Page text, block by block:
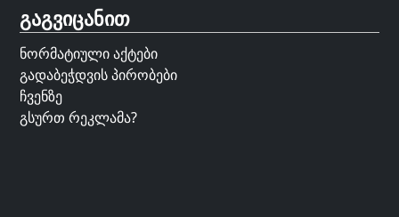
გაგვიცანით
ნორმატიული აქტები
გადაბეჭდვის პირობები
ჩვენზე
გსურთ რეკლამა?